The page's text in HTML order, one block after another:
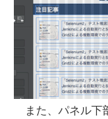
また、パネル下